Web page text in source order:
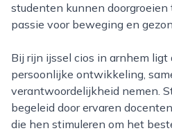
studenten kunnen
passie voor beweging en
Bij rijn ijssel cios in arnhem ligt de nadruk op
persoonlijke ontwikkeling,
verantwoordelijkheid nemen.
begeleid door ervaren
die hen stimuleren om het